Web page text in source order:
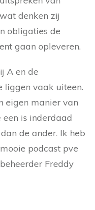
denken zij
obligaties de
gaan opleveren.
A en de
vaak uiteen.
eigen manier van
is inderdaad
de ander. Ik heb
podcast pve
Freddy